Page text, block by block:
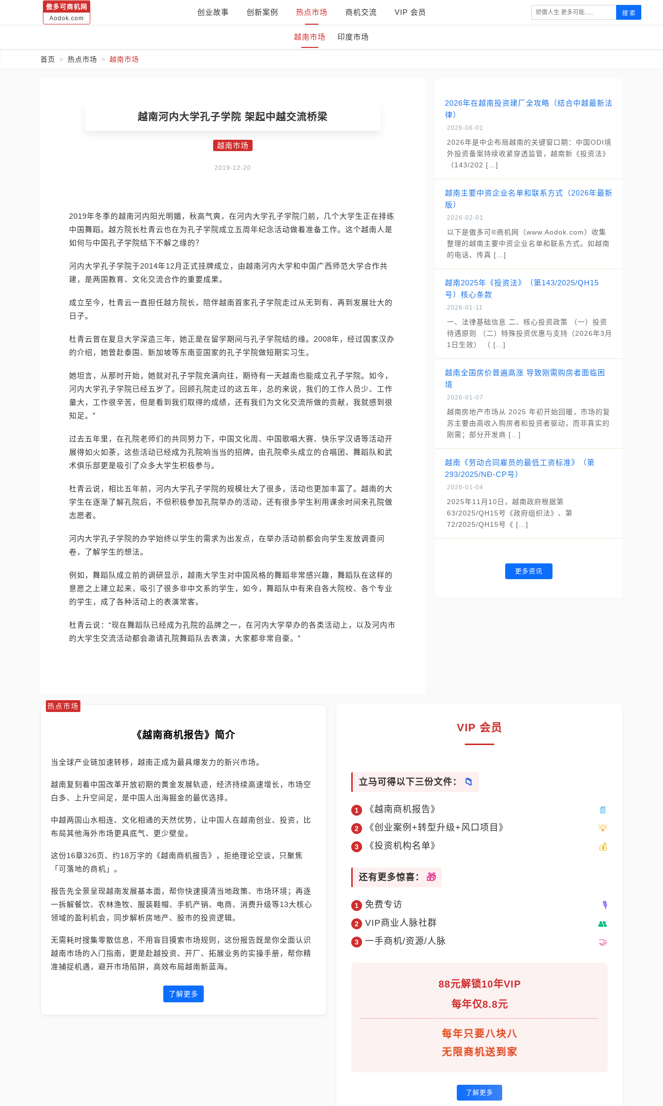
傲多可商机网
Aodok.com
创业故事 创新案例 热点市场 商机交流 VIP 会员 搜 索
越南市场 印度市场
首页 热点市场 越南市场
越南河内大学孔子学院 架起中越交流桥梁
越南市场
2019-12-20
2019年冬季的越南河内阳光明媚，秋高气爽，在河内大学孔子学院门前，几个大学生正在排练
中国舞蹈。越方院长杜青云也在为孔子学院成立五周年纪念活动做着准备工作。这个越南人是
如何与中国孔子学院结下不解之缘的？
河内大学孔子学院于2014年12月正式挂牌成立，由越南河内大学和中国广西师范大学合作共
建，是两国教育、文化交流合作的重要成果。
成立至今，杜青云一直担任越方院长，陪伴越南首家孔子学院走过从无到有、再到发展壮大的
日子。
杜青云曾在复旦大学深造三年，她正是在留学期间与孔子学院结的缘。2008年，经过国家汉办
的介绍，她曾赴泰国、新加坡等东南亚国家的孔子学院做短期实习生。
她坦言，从那时开始，她就对孔子学院充满向往，期待有一天越南也能成立孔子学院。如今，
河内大学孔子学院已经五岁了。回顾孔院走过的这五年，总的来说，我们的工作人员少、工作
量大，工作很辛苦，但是看到我们取得的成绩，还有我们为文化交流所做的贡献，我就感到很
知足。”
过去五年里，在孔院老师们的共同努力下，中国文化周、中国歌唱大赛、快乐学汉语等活动开
展得如火如荼，这些活动已经成为孔院响当当的招牌。由孔院牵头成立的合唱团、舞蹈队和武
术俱乐部更是吸引了众多大学生积极参与。
杜青云说，相比五年前，河内大学孔子学院的规模壮大了很多，活动也更加丰富了。越南的大
学生在逐渐了解孔院后，不但积极参加孔院举办的活动，还有很多学生利用课余时间来孔院做
志愿者。
河内大学孔子学院的办学始终以学生的需求为出发点，在举办活动前都会向学生发放调查问
卷，了解学生的想法。
例如，舞蹈队成立前的调研显示，越南大学生对中国风格的舞蹈非常感兴趣，舞蹈队在这样的
意愿之上建立起来，吸引了很多非中文系的学生，如今，舞蹈队中有来自各大院校、各个专业
的学生，成了各种活动上的表演常客。
杜青云说：“现在舞蹈队已经成为孔院的品牌之一，在河内大学举办的各类活动上，以及河内市
的大学生交流活动都会邀请孔院舞蹈队去表演，大家都非常自豪。”
2026年在越南投资建厂全攻略（结合中越最新法
律）
2026-06-01
2026年是中企布局越南的关键窗口期：中国ODI境
外投资备案持续收紧穿透监管，越南新《投资法》
（143/202 […]
越南主要中资企业名单和联系方式（2026年最新
版）
2026-02-01
以下是傲多可®商机网（www.Aodok.com）收集
整理的越南主要中资企业名单和联系方式。如越南
的电话、传真 […]
越南2025年《投资法》（第143/2025/QH15
号）核心条款
2026-01-11
一、法律基础信息 二、核心投资政策 （一）投资
待遇原则 （二）特殊投资优惠与支持（2026年3月
1日生效） （ […]
越南全国房价普遍高涨 导致刚需购房者面临困
境
2026-01-07
越南房地产市场从 2025 年初开始回暖，市场的复
苏主要由高收入购房者和投资者驱动，而非真实的
刚需；部分开发商 […]
越南《劳动合同雇员的最低工资标准》（第
293/2025/NĐ-CP号）
2026-01-04
2025年11月10日，越南政府根据第
63/2025/QH15号《政府组织法》、第
72/2025/QH15号《 […]
更多资讯
热点市场
《越南商机报告》简介
当全球产业链加速转移，越南正成为最具爆发力的新兴市场。
越南复刻着中国改革开放初期的黄金发展轨迹，经济持续高速增长，市场空
白多、上升空间足，是中国人出海掘金的最优选择。
中越两国山水相连、文化相通的天然优势，让中国人在越南创业、投资，比
布局其他海外市场更具底气、更少壁垒。
这份16章326页、约18万字的《越南商机报告》，拒绝理论空谈，只聚焦
「可落地的商机」。
报告先全景呈现越南发展基本面，帮你快速摸清当地政策、市场环境；再逐
一拆解餐饮、农林渔牧、服装鞋帽、手机产销、电商、消费升级等13大核心
领域的盈利机会，同步解析房地产、股市的投资逻辑。
无需耗时搜集零散信息，不用盲目摸索市场规则，这份报告既是你全面认识
越南市场的入门指南，更是赴越投资、开厂、拓展业务的实操手册，帮你精
准捕捉机遇，避开市场陷阱，高效布局越南新蓝海。
了解更多
VIP 会员
立马可得以下三份文件：
《越南商机报告》
《创业案例+转型升级+风口项目》
《投资机构名单》
还有更多惊喜：
免费专访
VIP商业人脉社群
一手商机/资源/人脉
88元解锁10年VIP
每年仅8.8元
每年只要八块八
无限商机送到家
了解更多